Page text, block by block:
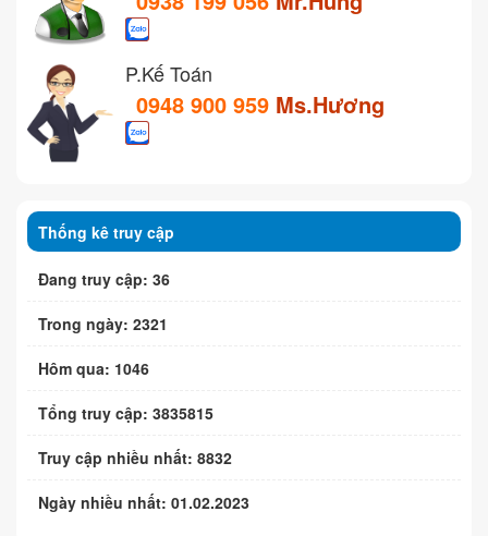
P.Kế Toán
0948 900 959 Ms.Hương
Thống kê truy cập
Đang truy cập: 36
Trong ngày: 2321
Hôm qua: 1046
Tổng truy cập: 3835815
Truy cập nhiều nhất: 8832
Ngày nhiều nhất: 01.02.2023